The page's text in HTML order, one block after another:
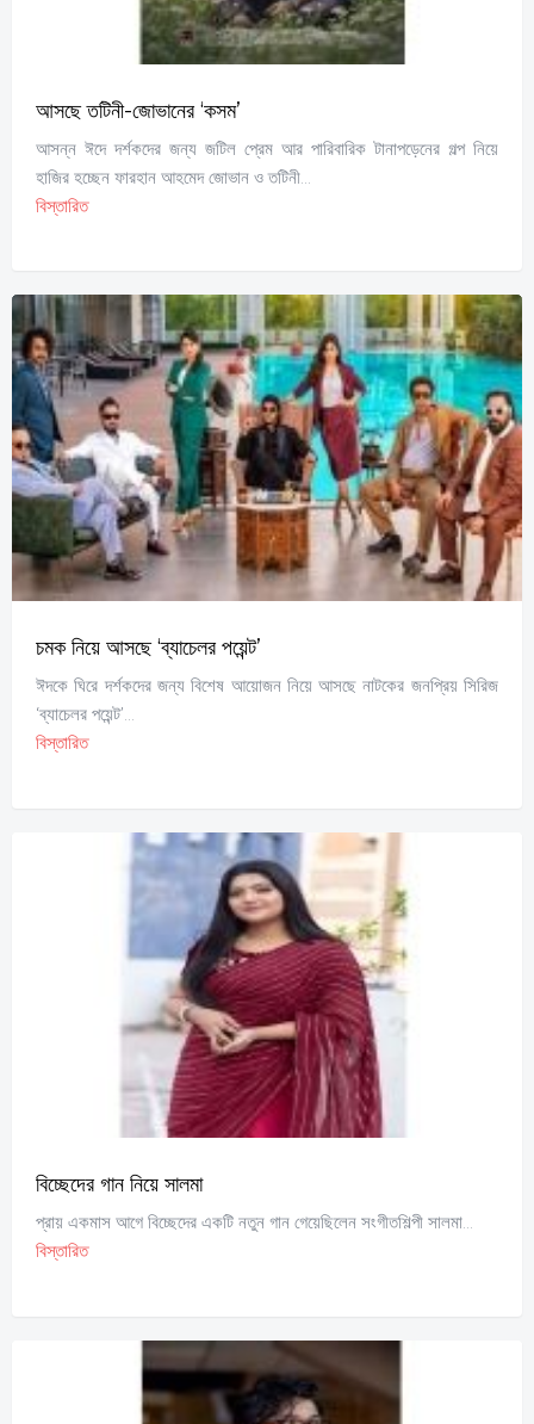
আসছে তটিনী-জোভানের ‘কসম’
আসন্ন ঈদে দর্শকদের জন্য জটিল প্রেম আর পারিবারিক টানাপড়েনের গল্প নিয়ে
হাজির হচ্ছেন ফারহান আহমেদ জোভান ও তটিনী...
বিস্তারিত
চমক নিয়ে আসছে ‘ব্যাচেলর পয়েন্ট’
ঈদকে ঘিরে দর্শকদের জন্য বিশেষ আয়োজন নিয়ে আসছে নাটকের জনপ্রিয় সিরিজ
‘ব্যাচেলর পয়েন্ট’...
বিস্তারিত
বিচ্ছেদের গান নিয়ে সালমা
প্রায় একমাস আগে বিচ্ছেদের একটি নতুন গান গেয়েছিলেন সংগীতশিল্পী সালমা...
বিস্তারিত